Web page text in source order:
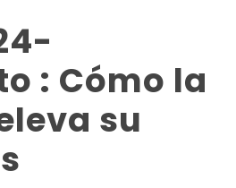
: Cómo la
su